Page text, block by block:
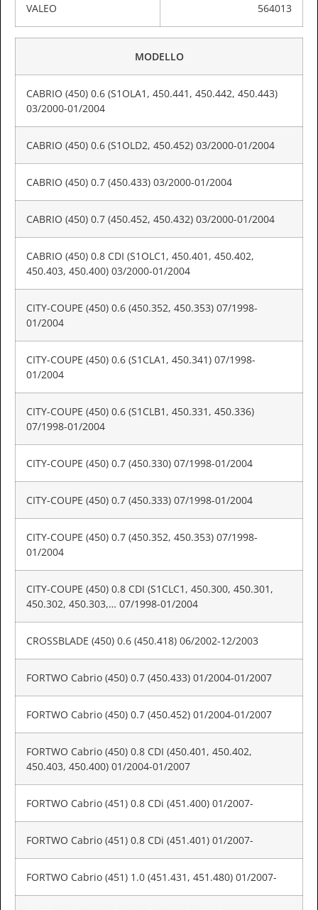
VALEO 564013
MODELLO
CABRIO (450) 0.6 (S1OLA1, 450.441, 450.442, 450.443)
03/2000-01/2004
CABRIO (450) 0.6 (S1OLD2, 450.452) 03/2000-01/2004
CABRIO (450) 0.7 (450.433) 03/2000-01/2004
CABRIO (450) 0.7 (450.452, 450.432) 03/2000-01/2004
CABRIO (450) 0.8 CDI (S1OLC1, 450.401, 450.402,
450.403, 450.400) 03/2000-01/2004
CITY-COUPE (450) 0.6 (450.352, 450.353) 07/1998-
01/2004
CITY-COUPE (450) 0.6 (S1CLA1, 450.341) 07/1998-
01/2004
CITY-COUPE (450) 0.6 (S1CLB1, 450.331, 450.336)
07/1998-01/2004
CITY-COUPE (450) 0.7 (450.330) 07/1998-01/2004
CITY-COUPE (450) 0.7 (450.333) 07/1998-01/2004
CITY-COUPE (450) 0.7 (450.352, 450.353) 07/1998-
01/2004
CITY-COUPE (450) 0.8 CDI (S1CLC1, 450.300, 450.301,
450.302, 450.303,… 07/1998-01/2004
CROSSBLADE (450) 0.6 (450.418) 06/2002-12/2003
FORTWO Cabrio (450) 0.7 (450.433) 01/2004-01/2007
FORTWO Cabrio (450) 0.7 (450.452) 01/2004-01/2007
FORTWO Cabrio (450) 0.8 CDI (450.401, 450.402,
450.403, 450.400) 01/2004-01/2007
FORTWO Cabrio (451) 0.8 CDi (451.400) 01/2007-
FORTWO Cabrio (451) 0.8 CDi (451.401) 01/2007-
FORTWO Cabrio (451) 1.0 (451.431, 451.480) 01/2007-